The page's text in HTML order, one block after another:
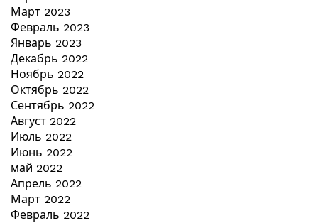
Март 2023
Февраль 2023
Январь 2023
Декабрь 2022
Ноябрь 2022
Октябрь 2022
Сентябрь 2022
Август 2022
Июль 2022
Июнь 2022
май 2022
Апрель 2022
Март 2022
Февраль 2022